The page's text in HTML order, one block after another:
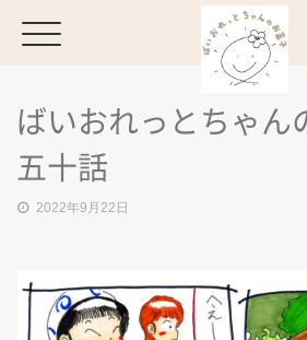
ばいおれっとちゃん
五十話
2022年9月22日